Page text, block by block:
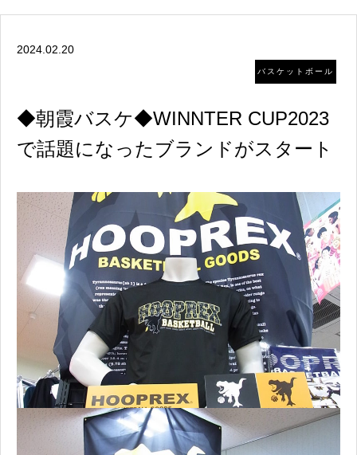
2024.02.20
バスケットボール
◆朝霞バスケ◆WINNTER CUP2023
で話題になったブランドがスタート